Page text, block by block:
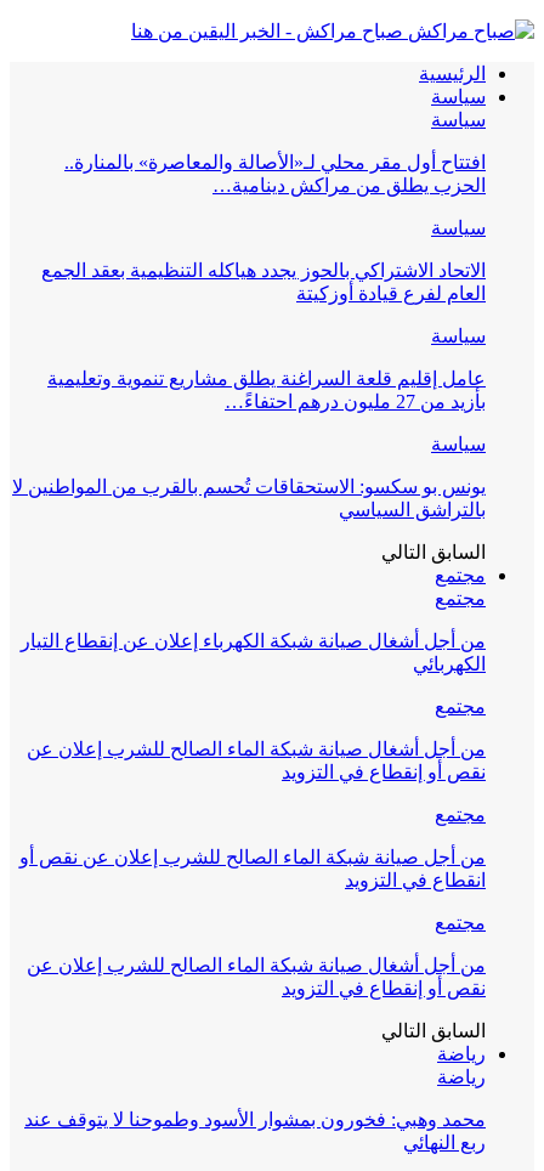
صباح مراكش - الخبر اليقين من هنا
الرئيسية
سياسة
سياسة
افتتاح أول مقر محلي لـ«الأصالة والمعاصرة» بالمنارة..
الحزب يطلق من مراكش دينامية…
سياسة
الاتحاد الاشتراكي بالحوز يجدد هياكله التنظيمية بعقد الجمع
العام لفرع قيادة أوزكيتة
سياسة
عامل إقليم قلعة السراغنة يطلق مشاريع تنموية وتعليمية
بأزيد من 27 مليون درهم احتفاءً…
سياسة
يونس بو سكسو: الاستحقاقات تُحسم بالقرب من المواطنين لا
بالتراشق السياسي
السابق التالي
مجتمع
مجتمع
من أجل أشغال صيانة شبكة الكهرباء إعلان عن إنقطاع التيار
الكهربائي
مجتمع
من أجل أشغال صيانة شبكة الماء الصالح للشرب إعلان عن
نقص أو إنقطاع في التزويد
مجتمع
من أجل صيانة شبكة الماء الصالح للشرب إعلان عن نقص أو
انقطاع في التزويد
مجتمع
من أجل أشغال صيانة شبكة الماء الصالح للشرب إعلان عن
نقص أو إنقطاع في التزويد
السابق التالي
رياضة
رياضة
محمد وهبي: فخورون بمشوار الأسود وطموحنا لا يتوقف عند
ربع النهائي